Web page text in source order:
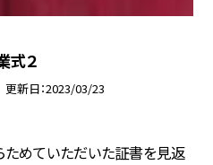
式２
更新日 2023/03/23
ためていただいた証書を見返